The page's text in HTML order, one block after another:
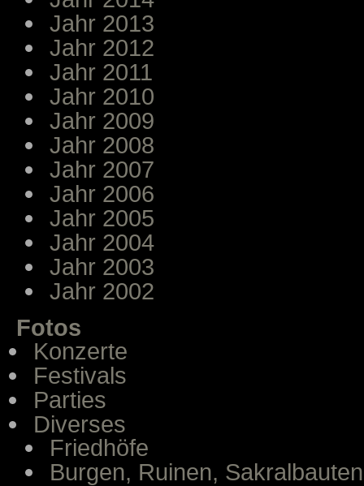
Jahr 2013
Jahr 2012
Jahr 2011
Jahr 2010
Jahr 2009
Jahr 2008
Jahr 2007
Jahr 2006
Jahr 2005
Jahr 2004
Jahr 2003
Jahr 2002
Fotos
Konzerte
Festivals
Parties
Diverses
Friedhöfe
Burgen, Ruinen, Sakralbauten